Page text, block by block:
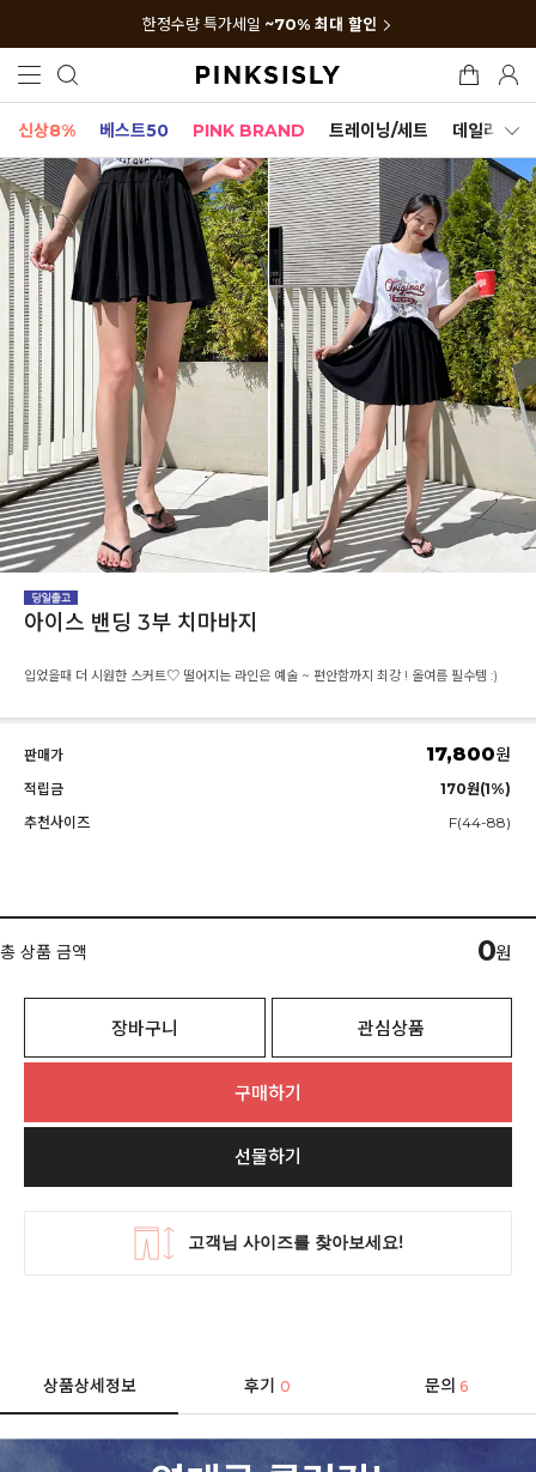
한정수량 특가세일 ~70% 최대 할인
신상8% 베스트50 PINK BRAND 트레이닝/세트 데일리세트
아이스 밴딩 3부 치마바지
입었을때 더 시원한 스커트♡ 떨어지는 라인은 예술 ~ 편안함까지 최강 ! 올여름 필수템 :)
판매가 17,800원
적립금
170원(1%)
추천사이즈
F(44-88)
총 상품 금액 0원
장바구니 관심상품
구매하기
선물하기
상품상세정보 후기0 문의 6